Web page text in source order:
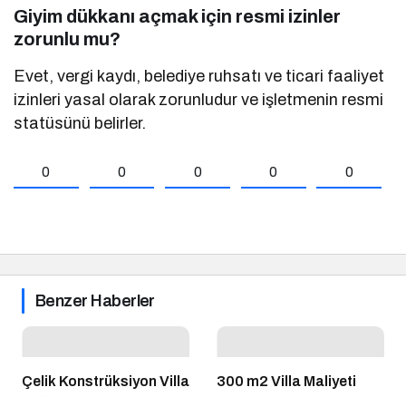
Giyim dükkanı açmak için resmi izinler
zorunlu mu?
Evet, vergi kaydı, belediye ruhsatı ve ticari faaliyet
izinleri yasal olarak zorunludur ve işletmenin resmi
statüsünü belirler.
0 0 0 0 0
Benzer Haberler
Çelik Konstrüksiyon Villa
300 m2 Villa Maliyeti